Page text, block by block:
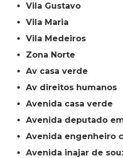
Vila Gustavo
Vila Maria
Vila Medeiros
Zona Norte
av casa verde
av direitos humanos
avenida casa verde
avenida deputado
avenida engenheiro
avenida inajar de